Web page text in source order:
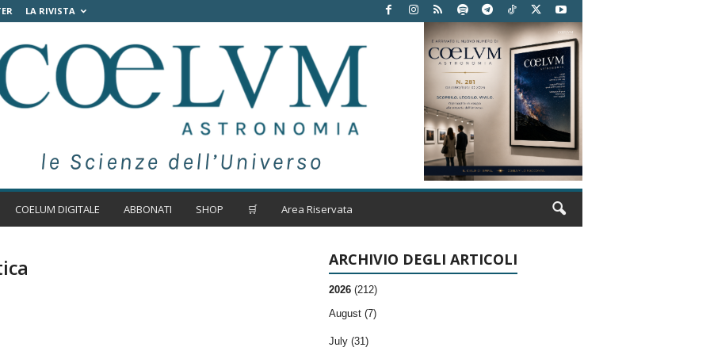
LA RIVISTA
COELUM DIGITALE ABBONATI SHOP 🛒 Area Riservata
ARCHIVIO DEGLI ARTICOLI
2026 (212)
August (7)
July (31)